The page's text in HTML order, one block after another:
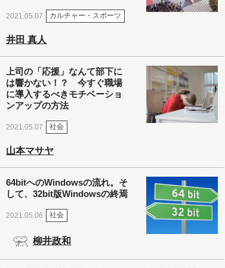
2021.05.07 カルチャー・スポーツ
井田 真人
上司の「応援」なんて部下に
は響かない！？ 今すぐ職場
に導入するべきモチベーショ
ンアップの方法
2021.05.07 社会
山本マサヤ
64bitへのWindowsの流れ。そ
して、32bit版Windowsの終焉
2021.05.06 社会
柳井政和